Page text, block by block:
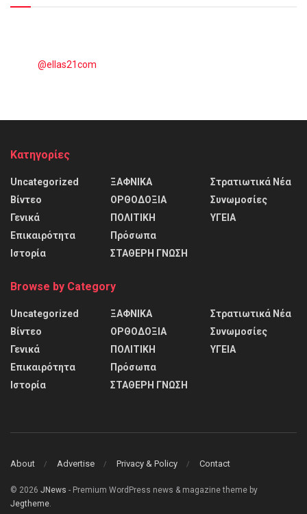
@ellas21com
Kατηγορίες
Uncategorized
Βίντεο
Γενικά
Επικαιρότητα
Ιστορία
ΞΑΦΝΙΚΑ
ΟΡΘΟΔΟΞΙΑ
ΠΟΛΙΤΙΚΗ
Πρόσωπα
ΣΤΑΘΕΡΗ ΓΝΩΣΗ
Στρατιωτικά Νέα
Συνωμοσίες
ΥΓΕΙΑ
Browse by Category
Uncategorized
Βίντεο
Γενικά
Επικαιρότητα
Ιστορία
ΞΑΦΝΙΚΑ
ΟΡΘΟΔΟΞΙΑ
ΠΟΛΙΤΙΚΗ
Πρόσωπα
ΣΤΑΘΕΡΗ ΓΝΩΣΗ
Στρατιωτικά Νέα
Συνωμοσίες
ΥΓΕΙΑ
About Advertise Privacy & Policy Contact
© 2026 JNews - Premium WordPress news & magazine theme by
Jegtheme.